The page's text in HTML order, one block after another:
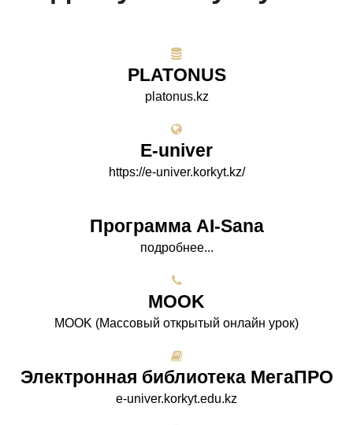
PLATONUS
platonus.kz
E-univer
https://e-univer.korkyt.kz/
Программа AI-Sana
подробнее...
МООK
МООK (Массовый открытый онлайн урок)
Электронная библиотека МегаПРО
e-univer.korkyt.edu.kz